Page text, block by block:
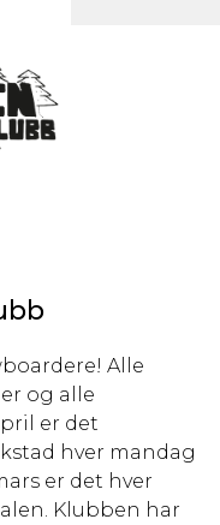
Alle
og alle
er det
hver mandag
er det hver
Klubben har